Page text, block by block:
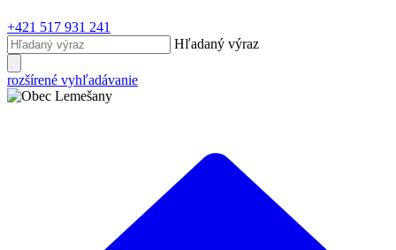
+421 517 931 241
Hľadaný výraz
rozšírené vyhľadávanie